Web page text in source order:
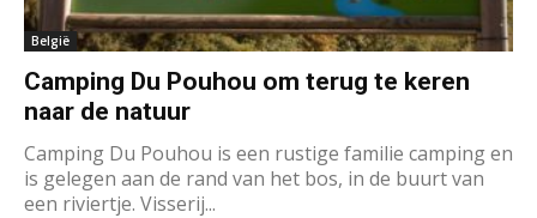
België
Camping Du Pouhou om terug te keren
naar de natuur
Camping Du Pouhou is een rustige familie camping en
is gelegen aan de rand van het bos, in de buurt van
een riviertje. Visserij...